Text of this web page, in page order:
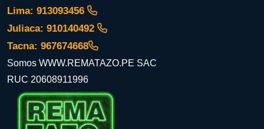
Lima: 913093456
Juliaca: 910140492
Tacna: 967674668
Somos WWW.REMATAZO.PE SAC
RUC 20608911996